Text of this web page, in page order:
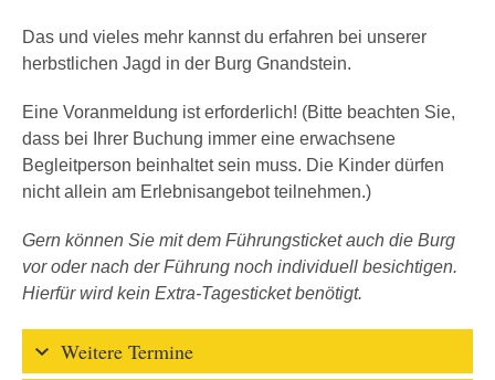
Das und vieles mehr kannst du erfahren bei unserer
herbstlichen Jagd in der Burg Gnandstein.
Eine Voranmeldung ist erforderlich! (Bitte beachten Sie,
dass bei Ihrer Buchung immer eine erwachsene
Begleitperson beinhaltet sein muss. Die Kinder dürfen
nicht allein am Erlebnisangebot teilnehmen.)
Gern können Sie mit dem Führungsticket auch die Burg
vor oder nach der Führung noch individuell besichtigen.
Hierfür wird kein Extra-Tagesticket benötigt.
Weitere Termine